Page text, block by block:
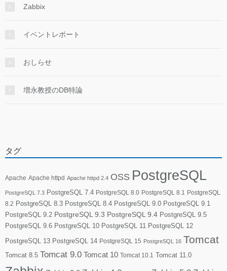
Zabbix
イベントレポート
おしらせ
増永教授のDB特論
タグ
Apache Apache httpd Apache httpd 2.4 OSS PostgreSQL
PostgreSQL 7.3 PostgreSQL 7.4 PostgreSQL 8.0 PostgreSQL 8.1
PostgreSQL
8.2 PostgreSQL 8.3 PostgreSQL 8.4 PostgreSQL 9.0 PostgreSQL 9.1
PostgreSQL 9.2 PostgreSQL 9.3 PostgreSQL 9.4 PostgreSQL 9.5
PostgreSQL 9.6 PostgreSQL 10 PostgreSQL 11 PostgreSQL 12
PostgreSQL 13 PostgreSQL 14 PostgreSQL 15 PostgreSQL 16 Tomcat
Tomcat 8.5 Tomcat 9.0 Tomcat 10 Tomcat 10.1 Tomcat 11.0